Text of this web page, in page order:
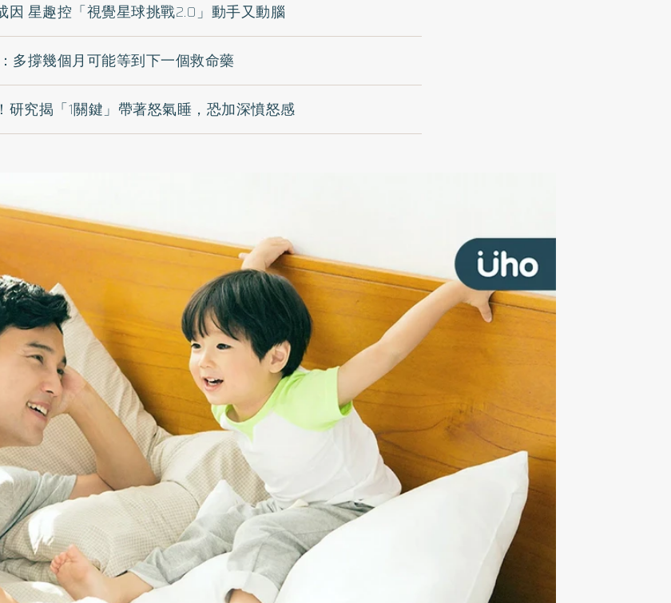
因 星趣控「視覺星球挑戰2.0」動手又動腦
多撐幾個月可能等到下一個救命藥
研究揭「1關鍵」帶著怒氣睡，恐加深憤怒感